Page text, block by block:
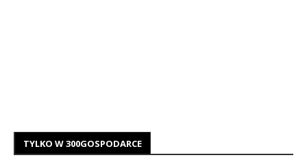
TYLKO W 300GOSPODARCE